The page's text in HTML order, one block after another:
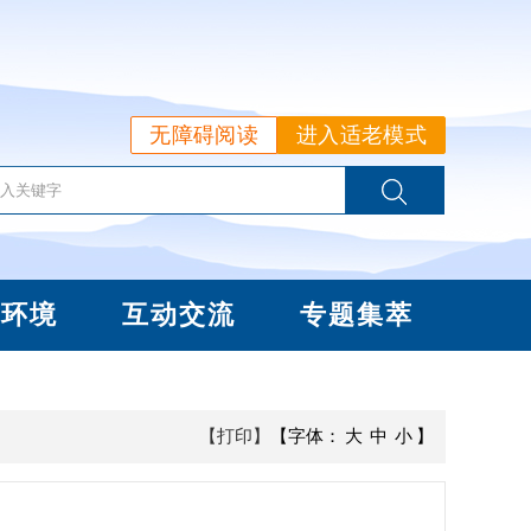
进入适老模式
无障碍阅读
境 互动交流 专题集萃
【打印】 【字体： 大 中 小 】